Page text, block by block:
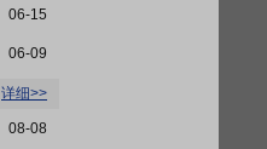
06-15
06-09
详细>>
08-08